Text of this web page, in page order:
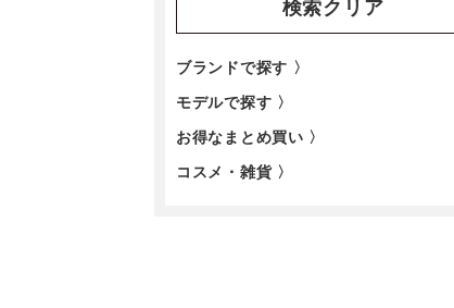
検索クリア
ブランドで探す 〉
モデルで探す 〉
お得なまとめ買い 〉
コスメ・雑貨 〉